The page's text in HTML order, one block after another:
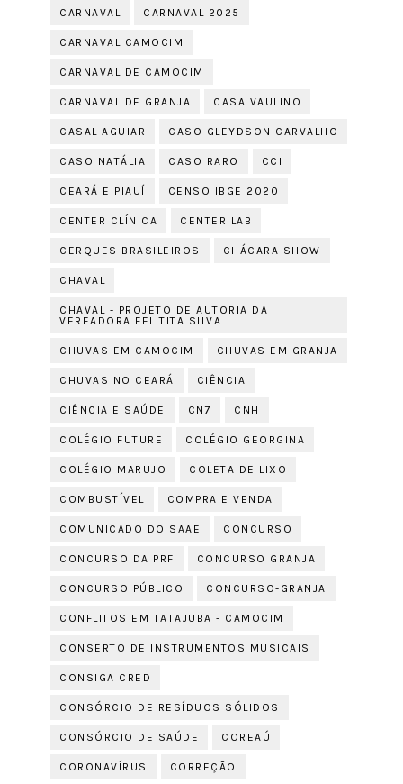
CARNAVAL CARNAVAL 2025
CARNAVAL CAMOCIM
CARNAVAL DE CAMOCIM
CARNAVAL DE GRANJA CASA VAULINO
CASAL AGUIAR CASO GLEYDSON CARVALHO
CASO NATÁLIA CASO RARO CCI
CEARÁ E PIAUÍ CENSO IBGE 2020
CENTER CLÍNICA CENTER LAB
CERQUES BRASILEIROS CHÁCARA SHOW
CHAVAL
CHAVAL - PROJETO DE AUTORIA DA
VEREADORA FELITITA SILVA
CHUVAS EM CAMOCIM CHUVAS EM GRANJA
CHUVAS NO CEARÁ CIÊNCIA
CIÊNCIA E SAÚDE CN7 CNH
COLÉGIO FUTURE COLÉGIO GEORGINA
COLÉGIO MARUJO COLETA DE LIXO
COMBUSTÍVEL COMPRA E VENDA
COMUNICADO DO SAAE CONCURSO
CONCURSO DA PRF CONCURSO GRANJA
CONCURSO PÚBLICO CONCURSO-GRANJA
CONFLITOS EM TATAJUBA - CAMOCIM
CONSERTO DE INSTRUMENTOS MUSICAIS
CONSIGA CRED
CONSÓRCIO DE RESÍDUOS SÓLIDOS
CONSÓRCIO DE SAÚDE COREAÚ
CORONAVÍRUS CORREÇÃO